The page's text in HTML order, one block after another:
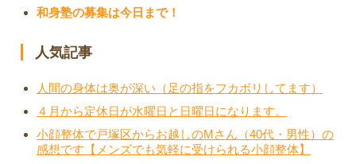
和身塾の募集は今日まで！
人気記事
人間の身体は奥が深い（足の指をフカボリしてます）
４月から定休日が水曜日と日曜日になります。
小顔整体で戸塚区からお越しのMさん（40代・男性）の
感想です【メンズでも気軽に受けられる小顔整体】